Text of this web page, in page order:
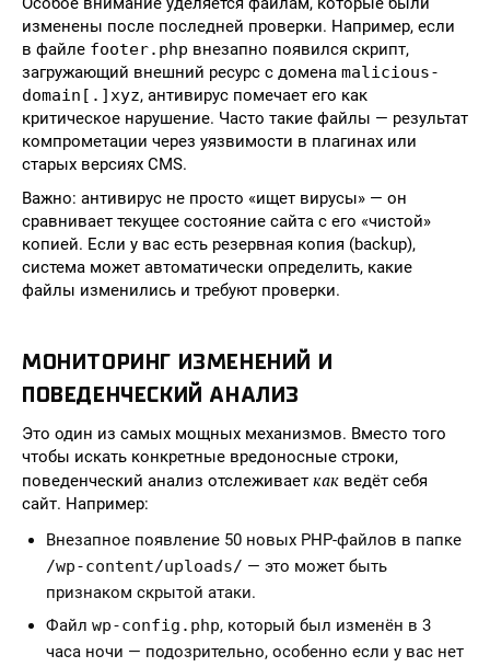
изменены после последней проверки. Например, если
в файле footer.php внезапно появился скрипт,
загружающий внешний ресурс с домена malicious-
domain[.]xyz, антивирус помечает его как
критическое нарушение. Часто такие файлы — результат
компрометации через уязвимости в плагинах или
старых версиях CMS.
Важно: антивирус не просто «ищет вирусы» — он
сравнивает текущее состояние сайта с его «чистой»
копией. Если у вас есть резервная копия (backup),
система может автоматически определить, какие
файлы изменились и требуют проверки.
МОНИТОРИНГ ИЗМЕНЕНИЙ И
ПОВЕДЕНЧЕСКИЙ АНАЛИЗ
Это один из самых мощных механизмов. Вместо того
чтобы искать конкретные вредоносные строки,
поведенческий анализ отслеживает как ведёт себя
сайт. Например:
Внезапное появление 50 новых PHP-файлов в папке
/wp-content/uploads/ — это может быть
признаком скрытой атаки.
Файл wp-config.php, который был изменён в 3
часа ночи — подозрительно, особенно если у вас нет